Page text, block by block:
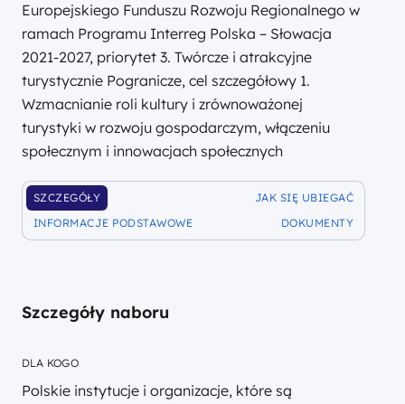
Europejskiego Funduszu Rozwoju Regionalnego w
ramach Programu Interreg Polska – Słowacja
2021-2027, priorytet 3. Twórcze i atrakcyjne
turystycznie Pogranicze, cel szczegółowy 1.
Wzmacnianie roli kultury i zrównoważonej
turystyki w rozwoju gospodarczym, włączeniu
społecznym i innowacjach społecznych
SZCZEGÓŁY
DOFINANSOWANIA
JAK SIĘ UBIEGAĆ
DOFINANSOWANIA
INFORMACJE PODSTAWOWE
DOKUMENTY
DOFINANSOWANIA
Szczegóły naboru
DLA KOGO
Polskie instytucje i organizacje, które są